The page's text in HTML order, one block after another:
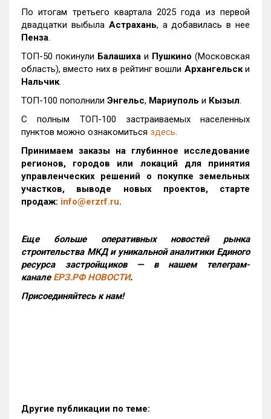
По итогам третьего квартала 2025 года из первой
двадцатки выбыла Астрахань, а добавилась в нее
Пенза.
ТОП-50 покинули Балашиха и Пушкино (Московская
область), вместо них в рейтинг вошли Архангельски
Нальчик.
ТОП-100 пополнили Энгельс, Мариуполь и Кызыл.
С полным ТОП-100 застраиваемых населенных
пунктов можно ознакомиться здесь.
Принимаем заказы на глубинное исследование
регионов, городов или локаций для принятия
управленческих решений о покупке земельных
участков, выводе новых проектов, старте
продаж: info@erzrf.ru.
Еще больше оперативных новостей рынка
строительства МКД и уникальной аналитики Единого
ресурса застройщиков — в нашем телеграм-
канале ЕРЗ.РФ НОВОСТИ.
Присоединяйтесь к нам!
Другие публикации по теме: